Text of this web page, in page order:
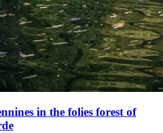
in the folies forest of